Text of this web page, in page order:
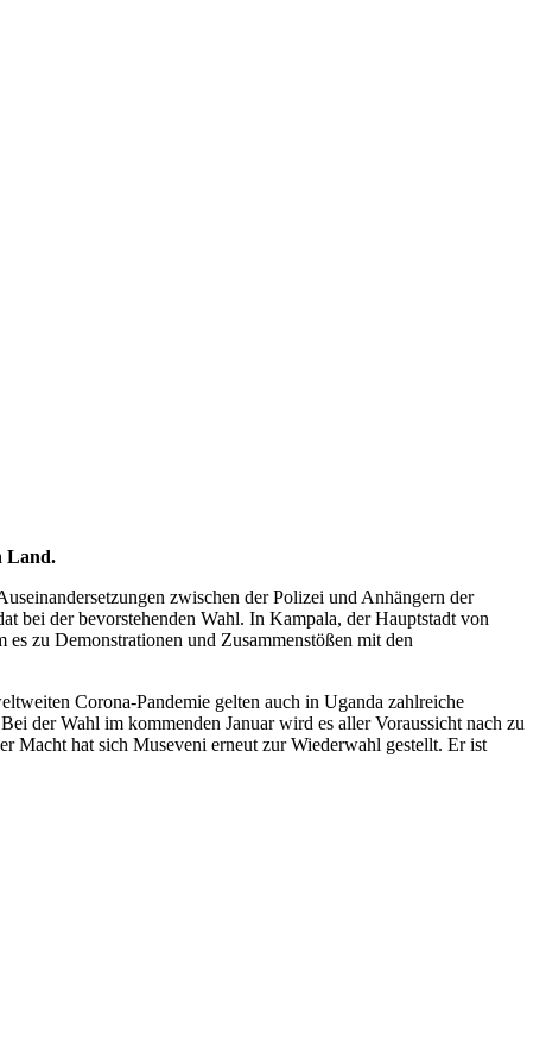
Land.
zwischen der Polizei und Anhängern der
bei der bevorstehenden Wahl. In Kampala, der Hauptstadt von
zu Demonstrationen und Zusammenstößen mit den
Corona-Pandemie gelten auch in Uganda zahlreiche
der Wahl im kommenden Januar wird es aller Voraussicht nach zu
Macht hat sich Museveni erneut zur Wiederwahl gestellt. Er ist